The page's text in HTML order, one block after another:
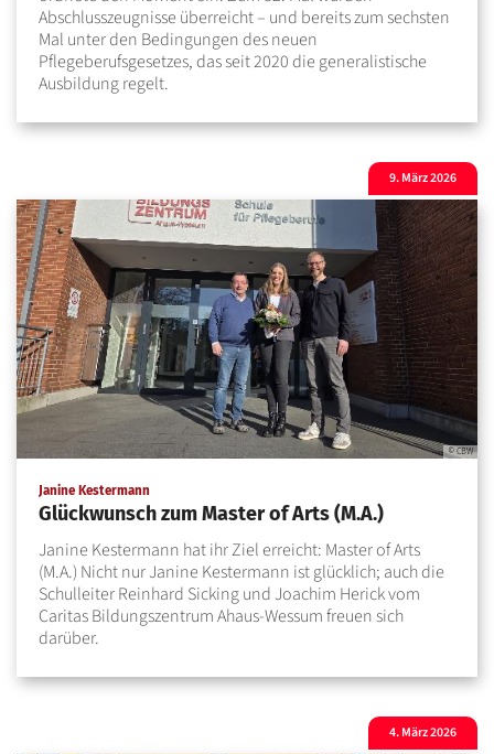
Abschlusszeugnisse überreicht – und bereits zum sechsten
Mal unter den Bedingungen des neuen
Pflegeberufsgesetzes, das seit 2020 die generalistische
Ausbildung regelt.
© CBW
Janine Kestermann
Glückwunsch zum Master of Arts (M.A.)
9. März 2026
Janine Kestermann hat ihr Ziel erreicht: Master of Arts
(M.A.) Nicht nur Janine Kestermann ist glücklich; auch die
Schulleiter Reinhard Sicking und Joachim Herick vom
Caritas Bildungszentrum Ahaus-Wessum freuen sich
darüber.
4. März 2026